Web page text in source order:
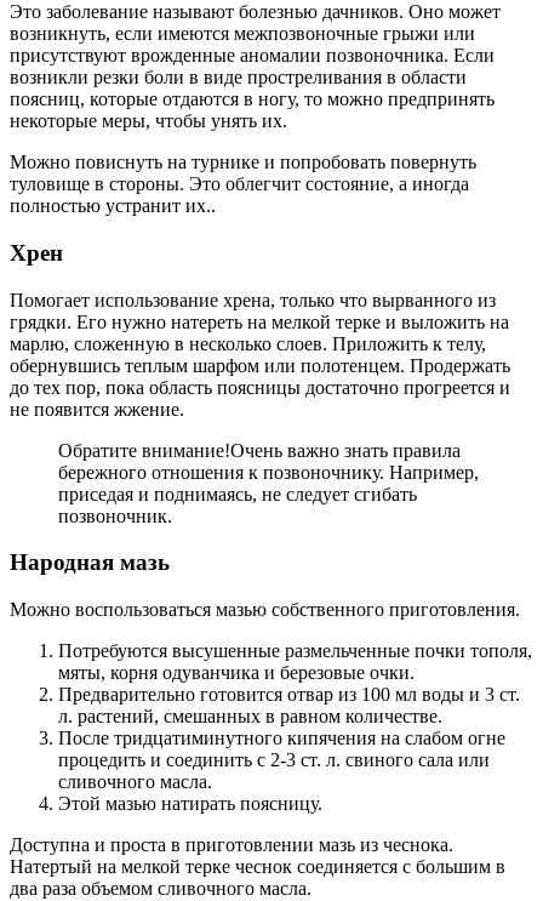
Это заболевание называют болезнью дачников. Оно может
возникнуть, если имеются межпозвоночные грыжи или
присутствуют врожденные аномалии позвоночника. Если
возникли резки боли в виде простреливания в области
поясниц, которые отдаются в ногу, то можно предпринять
некоторые меры, чтобы унять их.
Можно повиснуть на турнике и попробовать повернуть
туловище в стороны. Это облегчит состояние, а иногда
полностью устранит их..
Хрен
Помогает использование хрена, только что вырванного из
грядки. Его нужно натереть на мелкой терке и выложить на
марлю, сложенную в несколько слоев. Приложить к телу,
обернувшись теплым шарфом или полотенцем. Продержать
до тех пор, пока область поясницы достаточно прогреется и
не появится жжение.
Обратите внимание!Очень важно знать правила
бережного отношения к позвоночнику. Например,
приседая и поднимаясь, не следует сгибать
позвоночник.
Народная мазь
Можно воспользоваться мазью собственного приготовления.
Потребуются высушенные размельченные почки тополя,
мяты, корня одуванчика и березовые очки.
Предварительно готовится отвар из 100 мл воды и 3 ст.
л. растений, смешанных в равном количестве.
После тридцатиминутного кипячения на слабом огне
процедить и соединить с 2-3 ст. л. свиного сала или
сливочного масла.
Этой мазью натирать поясницу.
Доступна и проста в приготовлении мазь из чеснока.
Натертый на мелкой терке чеснок соединяется с большим в
два раза объемом сливочного масла.